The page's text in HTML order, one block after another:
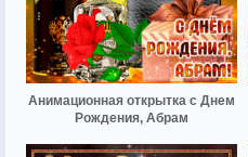
Анимационная открытка с Днем
Рождения, Абрам